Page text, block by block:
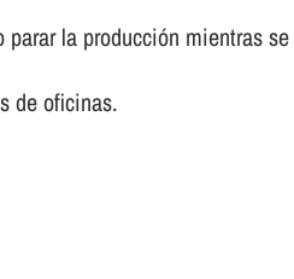
la producción mientras
de oficinas.